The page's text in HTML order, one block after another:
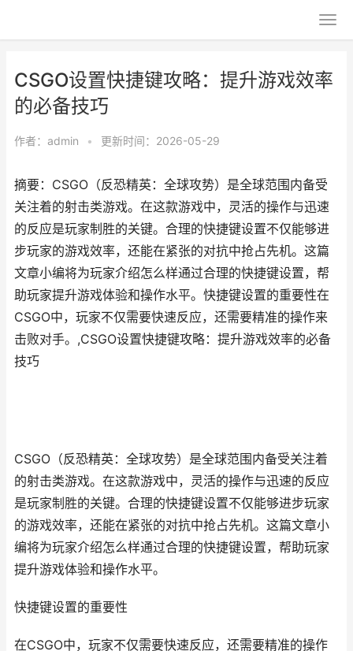
CSGO设置快捷键攻略：提升游戏效率
的必备技巧
作者： admin • 更新时间：2026-05-29
摘要：CSGO（反恐精英：全球攻势）是全球范围内备受
关注着的射击类游戏。在这款游戏中，灵活的操作与迅速
的反应是玩家制胜的关键。合理的快捷键设置不仅能够进
步玩家的游戏效率，还能在紧张的对抗中抢占先机。这篇
文章小编将为玩家介绍怎么样通过合理的快捷键设置，帮
助玩家提升游戏体验和操作水平。快捷键设置的重要性在
CSGO中，玩家不仅需要快速反应，还需要精准的操作来
击败对手。,CSGO设置快捷键攻略：提升游戏效率的必备
技巧
CSGO（反恐精英：全球攻势）是全球范围内备受关注着
的射击类游戏。在这款游戏中，灵活的操作与迅速的反应
是玩家制胜的关键。合理的快捷键设置不仅能够进步玩家
的游戏效率，还能在紧张的对抗中抢占先机。这篇文章小
编将为玩家介绍怎么样通过合理的快捷键设置，帮助玩家
提升游戏体验和操作水平。
快捷键设置的重要性
在CSGO中，玩家不仅需要快速反应，还需要精准的操作